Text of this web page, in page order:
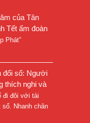
của Tân
Tết ấm đoàn
Phát”
đổi số: Người
thích nghi và
đi đôi với tài
Nhanh chân